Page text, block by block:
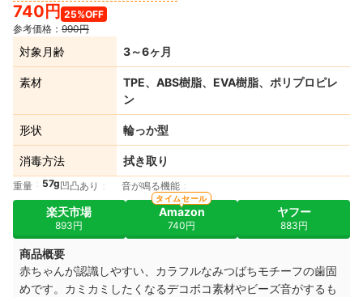
740円 25%OFF
参考価格： 990円
対象月齢 3～6ヶ月
素材
TPE、ABS樹脂、EVA樹脂、ポリプロピレ
ン
形状 輪っか型
消毒方法 拭き取り
重量 57g凹凸あり 音が鳴る機能
楽天市場
893円
Amazon
740円
タイムセール
ヤフー
883円
商品概要
赤ちゃんが認識しやすい、カラフルなみつばちモチーフの歯固
めです。カミカミしたくなるデコボコ素材やビーズ音がするも